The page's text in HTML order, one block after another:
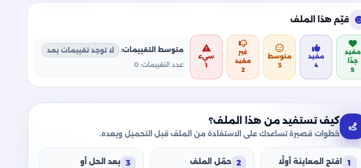
قيّم هذا الملف
مفيد
جدًا
5
مفيد
4
متوسط
3
غير
مفيد
2
سيء
1
متوسط التقييمات:
لا توجد تقييمات بعد
عدد التقييمات: 0
كيف تستفيد من هذا الملف؟
خطوات قصيرة تساعدك على الاستفادة من الملف قبل التحميل وبعده.
1
افتح المعاينة أولًا
2 حمّل الملف
3
بعد الحل أو